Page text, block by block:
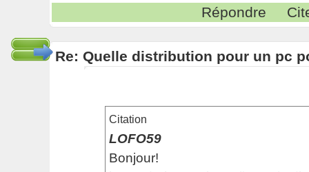
Répondre
Re: Quelle distribution pour un pc
Citation
LOFO59
Bonjour!